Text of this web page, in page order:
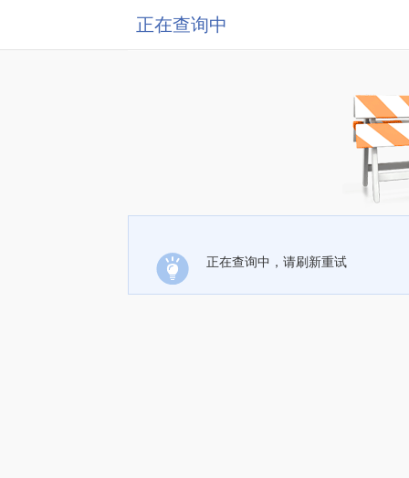
正在查询中
正在查询中，请刷新重试